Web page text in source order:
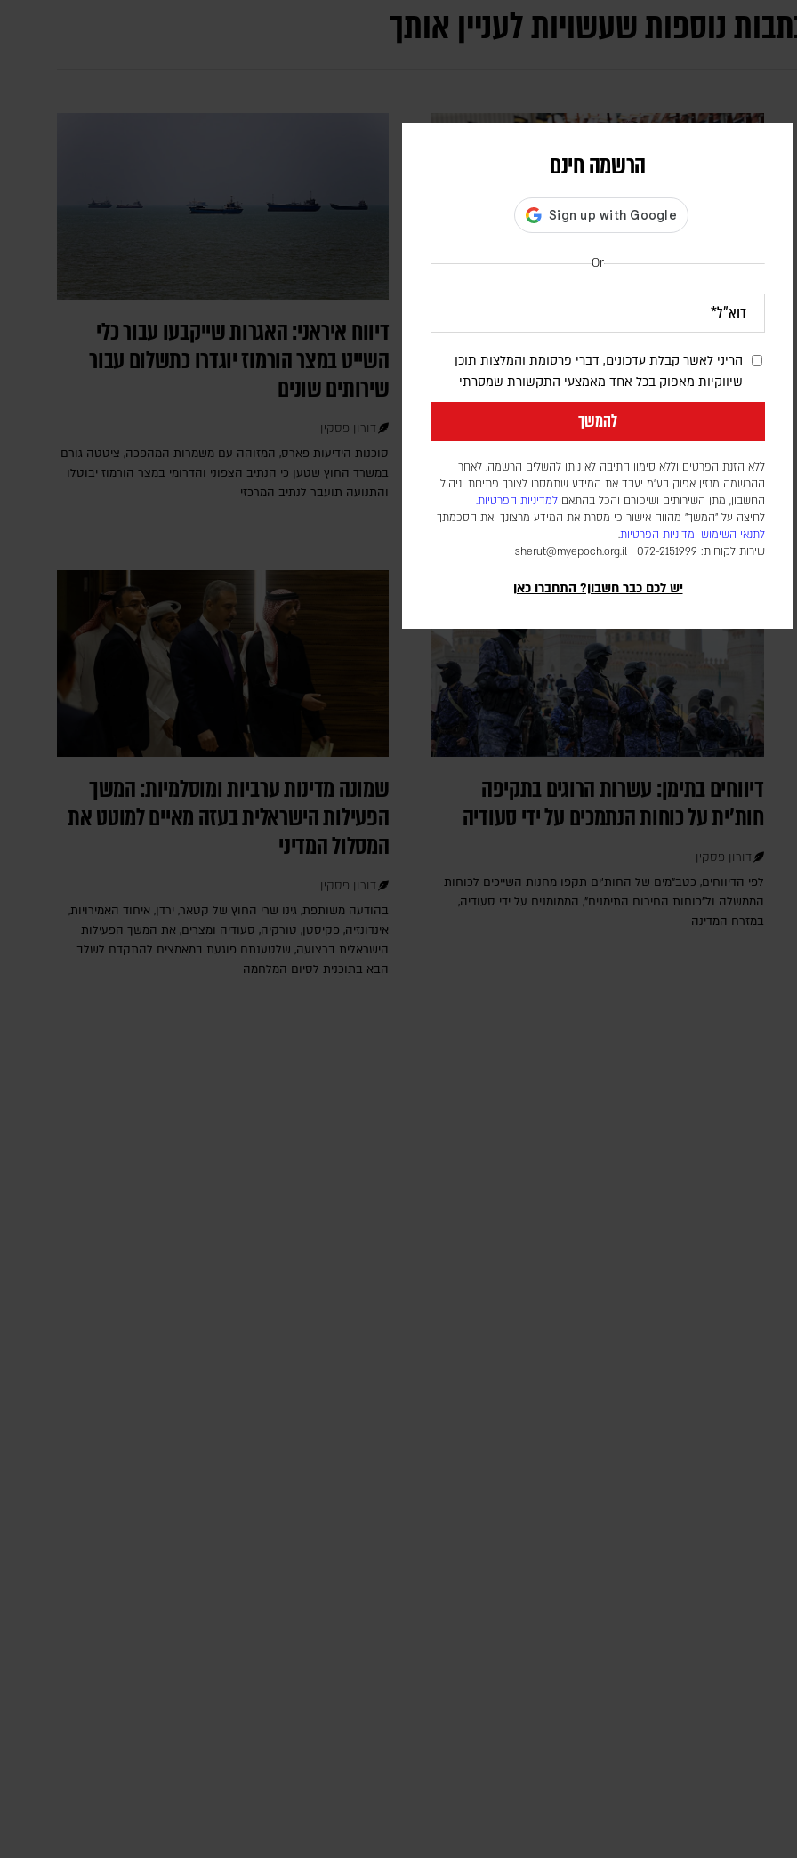
הרשמה חינם
Or
הריני לאשר קבלת עדכונים, דברי פרסומת והמלצות תוכן
שיווקיות מאפוק בכל אחד מאמצעי התקשורת שמסרתי
להמשך
ללא הזנת הפרטים וללא סימון התיבה לא ניתן להשלים הרשמה. לאחר
ההרשמה מגזין אפוק בע״מ יעבד את המידע שתמסרו לצורך פתיחת וניהול
החשבון, מתן השירותים ושיפורם והכל בהתאם למדיניות הפרטיות.
לחיצה על "המשך" מהווה אישור כי מסרת את המידע מרצונך ואת הסכמתך
לתנאי השימוש ומדיניות הפרטיות.
שירות לקוחות: 072-2151999 |
sherut@myepoch.org.il
יש לכם כבר חשבון? התחברו כאן
נוספות שעשויות לעניין אותך
דיווחים: סעודיה, טורקיה ופקיסטן יחתמו
היום על הסכם הגנה משותף
דורון פסקין
לפי דיווחים במספר סוכנויות ידיעות, ההסכם צפוי להיחתם בג'דה
במפגש בין מנהיגי שלוש המדינות. גורם שצוטט בסוכנות הידיעות
AFP טען כי המגעים בנושא נמשכו זמן רב, אך ההתפתחויות
האחרונות באזור האיצו אותם. בשלב זה, לא פורסמו פרטים על תוכן
ההסכם
דיווח איראני: האגרות שייקבעו עבור כלי
השייט במצר הורמוז יוגדרו כתשלום עבור
שירותים שונים
דורון פסקין
סוכנות הידיעות פארס, המזוהה עם משמרות המהפכה, ציטטה גורם
במשרד החוץ שטען כי הנתיב הצפוני והדרומי במצר הורמוז יבוטלו
והתנועה תועבר לנתיב המרכזי
דיווחים בתימן: עשרות הרוגים בתקיפה
חות'ית על כוחות הנתמכים על ידי סעודיה
דורון פסקין
לפי הדיווחים, כטב"מים של החות'ים תקפו מחנות השייכים לכוחות
הממשלה ול"כוחות החירום התימנים", הממומנים על ידי סעודיה,
במזרח המדינה
שמונה מדינות ערביות ומוסלמיות: המשך
הפעילות הישראלית בעזה מאיים למוטט את
המסלול המדיני
דורון פסקין
בהודעה משותפת, גינו שרי החוץ של קטאר, ירדן, איחוד האמירויות,
אינדונזיה, פקיסטן, טורקיה, סעודיה ומצרים, את המשך הפעילות
הישראלית ברצועה, שלטענתם פוגעת במאמצים להתקדם לשלב
הבא בתוכנית לסיום המלחמה